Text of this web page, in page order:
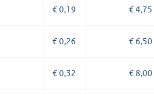
€ 0,19 € 4,75
€ 0,26 € 6,50
€ 0,32 € 8,00